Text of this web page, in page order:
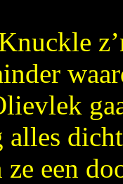
alles
een